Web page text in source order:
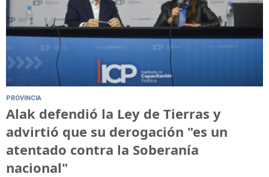
PROVINCIA
Alak defendió la Ley de Tierras y
advirtió que su derogación "es un
atentado contra la Soberanía
nacional"